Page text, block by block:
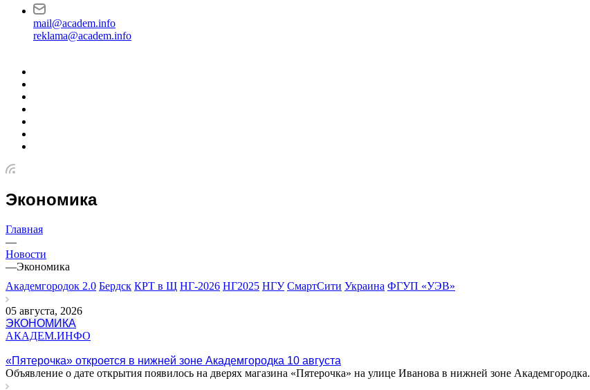
mail@academ.info
reklama@academ.info
Экономика
Главная
—
Новости
—Экономика
Академгородок 2.0 Бердск КРТ в Щ НГ-2026 НГ2025 НГУ СмартСити Украина ФГУП «УЭВ»
05 августа, 2026
ЭКОНОМИКА
АКАДЕМ.ИНФО
«Пятерочка» откроется в нижней зоне Академгородка 10 августа
Объявление о дате открытия появилось на дверях магазина «Пятерочка» на улице Иванова в нижней зоне Академгородка.